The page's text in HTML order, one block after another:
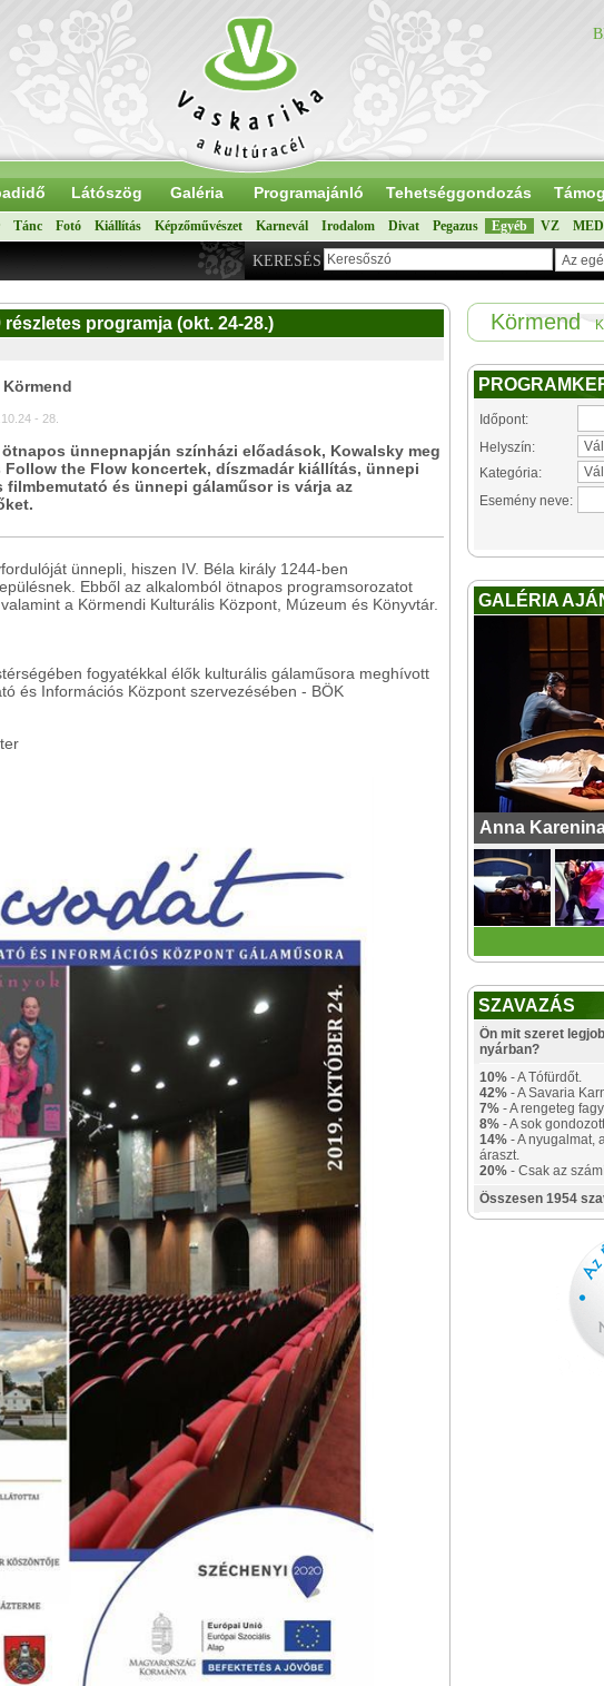
Látószög Galéria Programajánló Tehetséggondozás
Tánc Fotó Kiállítás Képzőművészet Karnevál Irodalom Divat Pegazus Egyéb VZ
KERESÉS
programja (okt. 24-28.)
- 28.
ötnapos ünnepnapján színházi előadások, Kowalsky meg
Follow the Flow koncertek, díszmadár kiállítás, ünnepi
filmbemutató és ünnepi gálaműsor is várja az
ünnepli, hiszen IV. Béla király 1244-ben
Ebből az alkalomból ötnapos programsorozatot
a Körmendi Kulturális Központ, Múzeum és Könyvtár.
fogyatékkal élők kulturális gálaműsora meghívott
és Információs Központ szervezésében - BÖK
Körmend
Időpont:
Helyszín:
Kategória:
Esemény neve:
GALÉRIA
Anna
SZAVAZÁS
Ön mit szeret
nyárban?
10% - A Tófürdőt.
42% - A Savaria
7% - A rengeteg
8% - A sok
14% - A nyugalmat,
áraszt.
20% - Csak az
Összesen 1954